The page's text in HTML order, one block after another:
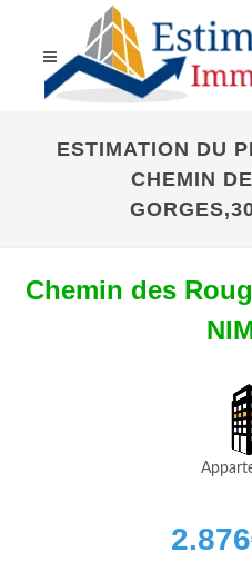
ESTIMATION DU
CHEMIN
Chemin des
2.876